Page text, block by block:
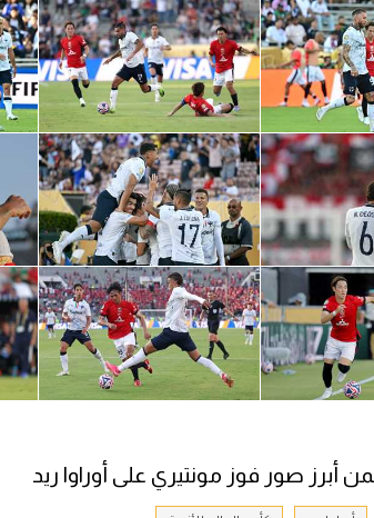
أبرز صور فوز مونتيري على أوراوا ريد